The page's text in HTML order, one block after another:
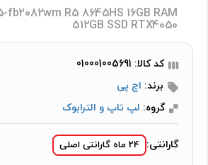
fb2082wm R5 8645HS 16GB RAM
512GB SSD RTX4050
کد کالا: 010001005691
برند: اچ پی
گروه: لپ تاپ و الترابوک
گارانتی: 24 ماه گارانتی اصلی